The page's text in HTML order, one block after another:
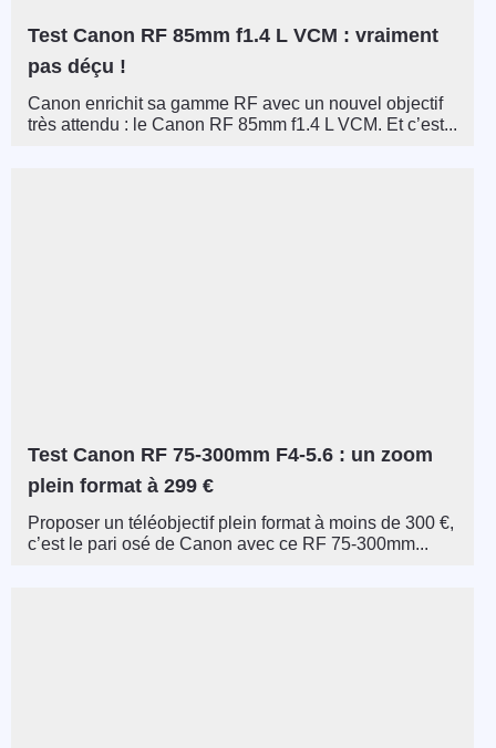
Test Canon RF 85mm f1.4 L VCM : vraiment
pas déçu !
Canon enrichit sa gamme RF avec un nouvel objectif
très attendu : le Canon RF 85mm f1.4 L VCM. Et c’est...
Test Canon RF 75-300mm F4-5.6 : un zoom
plein format à 299 €
Proposer un téléobjectif plein format à moins de 300 €,
c’est le pari osé de Canon avec ce RF 75-300mm...